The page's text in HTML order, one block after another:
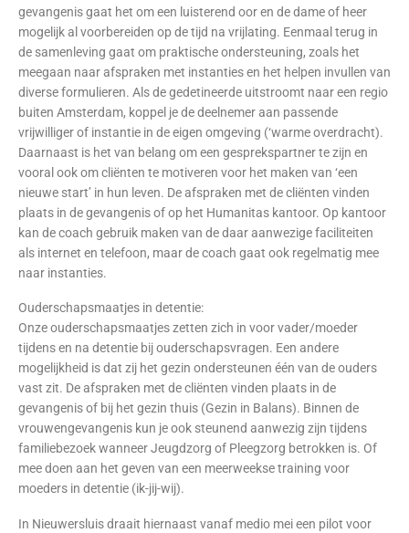
gevangenis gaat het om een luisterend oor en de dame of heer
mogelijk al voorbereiden op de tijd na vrijlating. Eenmaal terug in
de samenleving gaat om praktische ondersteuning, zoals het
meegaan naar afspraken met instanties en het helpen invullen van
diverse formulieren. Als de gedetineerde uitstroomt naar een regio
buiten Amsterdam, koppel je de deelnemer aan passende
vrijwilliger of instantie in de eigen omgeving (‘warme overdracht).
Daarnaast is het van belang om een gesprekspartner te zijn en
vooral ook om cliënten te motiveren voor het maken van ‘een
nieuwe start’ in hun leven. De afspraken met de cliënten vinden
plaats in de gevangenis of op het Humanitas kantoor. Op kantoor
kan de coach gebruik maken van de daar aanwezige faciliteiten
als internet en telefoon, maar de coach gaat ook regelmatig mee
naar instanties.
Ouderschapsmaatjes in detentie:
Onze ouderschapsmaatjes zetten zich in voor vader/moeder
tijdens en na detentie bij ouderschapsvragen. Een andere
mogelijkheid is dat zij het gezin ondersteunen één van de ouders
vast zit. De afspraken met de cliënten vinden plaats in de
gevangenis of bij het gezin thuis (Gezin in Balans). Binnen de
vrouwengevangenis kun je ook steunend aanwezig zijn tijdens
familiebezoek wanneer Jeugdzorg of Pleegzorg betrokken is. Of
mee doen aan het geven van een meerweekse training voor
moeders in detentie (ik-jij-wij).
In Nieuwersluis draait hiernaast vanaf medio mei een pilot voor